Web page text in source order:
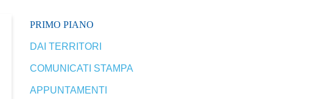
PRIMO PIANO
DAI TERRITORI
COMUNICATI STAMPA
APPUNTAMENTI